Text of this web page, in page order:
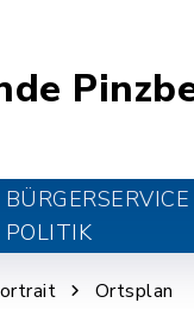
POLITIK
Ortsplan